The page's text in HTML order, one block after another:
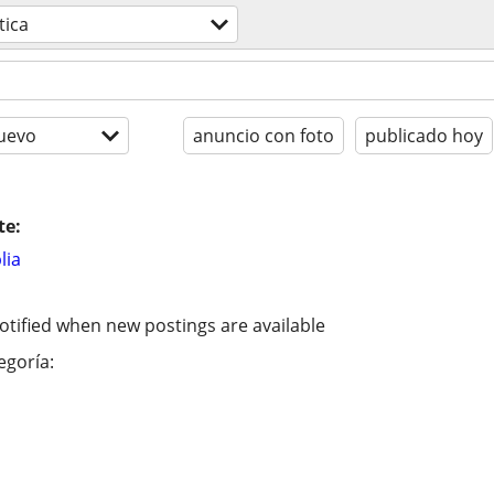
anuncio con foto publicado hoy
when new postings are available